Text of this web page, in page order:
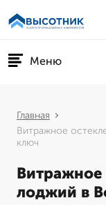
Меню
Главная
Витражное
ключ
Витражное
лоджий в